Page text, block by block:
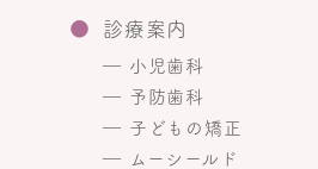
● 診療案内
― 小児歯科
― 予防歯科
― 子どもの矯正
― ムーシールド